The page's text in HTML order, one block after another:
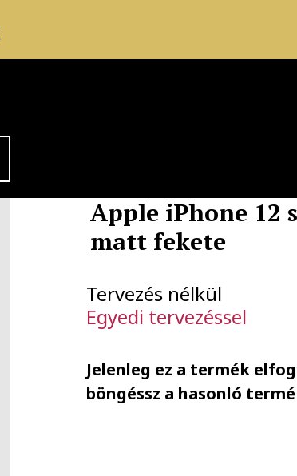
Apple iPhone 12
matt fekete
Tervezés nélkül
Egyedi tervezéssel
Jelenleg ez a termék
böngéssz a hasonló